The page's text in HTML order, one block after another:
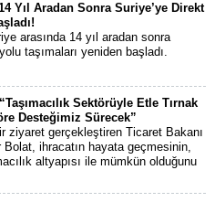
Yıl Aradan Sonra Suriye’ye Direkt
arasında 14 yıl aradan sonra
taşımaları yeniden başladı.
Sektörüyle Etle Tırnak
Desteğimiz Sürecek”
ziyaret gerçekleştiren Ticaret Bakanı
Bolat, ihracatın hayata geçmesinin,
altyapısı ile mümkün olduğunu